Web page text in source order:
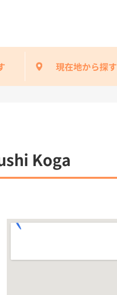
現在地から探す
Koga